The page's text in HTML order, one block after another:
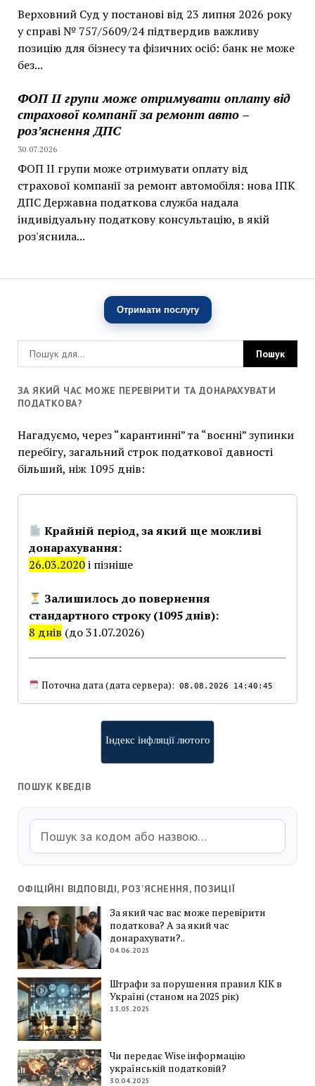
Верховний Суд у постанові від 23 липня 2026 року
у справі № 757/5609/24 підтвердив важливу
позицію для бізнесу та фізичних осіб: банк не може
без...
ФОП II групи може отримувати оплату від
страхової компанії за ремонт авто –
роз’яснення ДПС
30.07.2026
ФОП II групи може отримувати оплату від
страхової компанії за ремонт автомобіля: нова ІПК
ДПС Державна податкова служба надала
індивідуальну податкову консультацію, в якій
роз'яснила...
Отримати послугу
ЗА ЯКИЙ ЧАС МОЖЕ ПЕРЕВІРИТИ ТА ДОНАРАХУВАТИ
ПОДАТКОВА?
Нагадуємо, через “карантинні” та “воєнні” зупинки
перебігу, загальний строк податкової давності
більший, ніж 1095 днів:
Крайній період, за який ще можливі
донарахування:
26.03.2020і пізніше
Залишилось до повернення
стандартного строку (1095 днів):
8 днів (до 31.07.2026)
Поточна дата (дата сервера): 08.08.2026 14:40:45
Індекс інфляції лютого
ПОШУК КВЕДІВ
ОФІЦІЙНІ ВІДПОВІДІ, РОЗ'ЯСНЕННЯ, ПОЗИЦІЇ
За який час вас може перевірити
податкова? А за який час
донарахувати?..
04.06.2025
Штрафи за порушення правил КІК в
Україні (станом на 2025 рік)
13.05.2025
Чи передає Wise інформацію
українській податковій?
30.04.2025